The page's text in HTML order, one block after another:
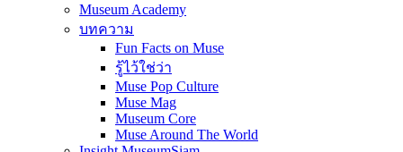
Museum Academy
บทความ
Fun Facts on Muse
รู้ไว้ใช่ว่า
Muse Pop Culture
Muse Mag
Museum Core
Muse Around The World